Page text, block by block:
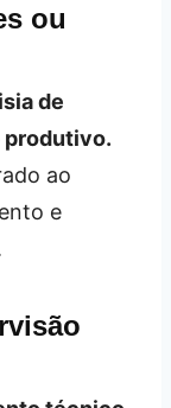
ou
de
produtivo.
ao
e